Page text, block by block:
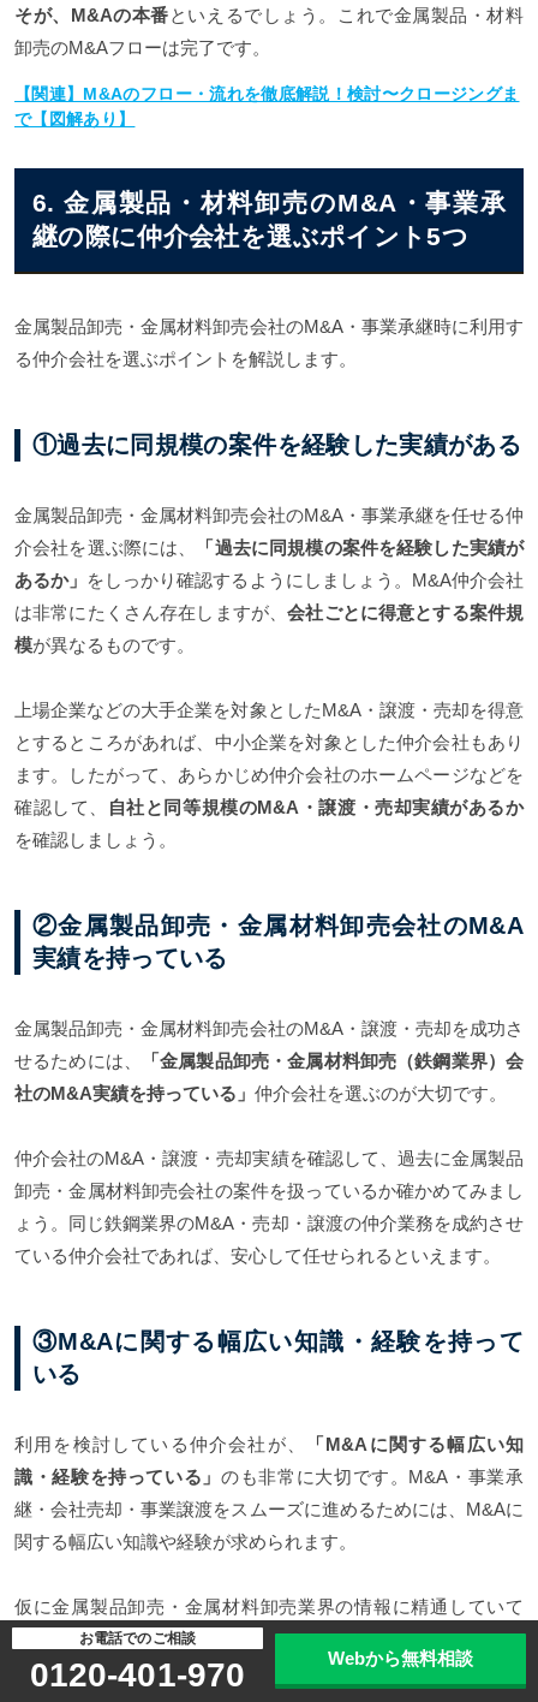
そが、M&Aの本番といえるでしょう。これで金属製品・材料
卸売のM&Aフローは完了です。
【関連】M&Aのフロー・流れを徹底解説！検討〜クロージングま
で【図解あり】
6. 金属製品・材料卸売のM&A・事業承
継の際に仲介会社を選ぶポイント5つ
金属製品卸売・金属材料卸売会社のM&A・事業承継時に利用す
る仲介会社を選ぶポイントを解説します。
①過去に同規模の案件を経験した実績がある
金属製品卸売・金属材料卸売会社のM&A・事業承継を任せる仲
介会社を選ぶ際には、
「過去に同規模の案件を経験した実績が
あるか」 をしっかり確認するようにしましょう。M&A仲介会社
は非常にたくさん存在しますが、会社ごとに得意とする案件規
模が異なるものです。
上場企業などの大手企業を対象としたM&A・譲渡・売却を得意
とするところがあれば、中小企業を対象とした仲介会社もあり
ます。したがって、あらかじめ仲介会社のホームページなどを
確認して、
自社と同等規模のM&A・譲渡・売却実績があるか
を確認しましょう。
②金属製品卸売・金属材料卸売会社のM&A
実績を持っている
金属製品卸売・金属材料卸売会社のM&A・譲渡・売却を成功さ
せるためには、
「金属製品卸売・金属材料卸売（鉄鋼業界）会
社のM&A実績を持っている」 仲介会社を選ぶのが大切です。
仲介会社のM&A・譲渡・売却実績を確認して、過去に金属製品
卸売・金属材料卸売会社の案件を扱っているか確かめてみまし
ょう。同じ鉄鋼業界のM&A・売却・譲渡の仲介業務を成約させ
ている仲介会社であれば、安心して任せられるといえます。
③M&Aに関する幅広い知識・経験を持って
いる
利用を検討している仲介会社が、
「M&Aに関する幅広い知
識・経験を持っている」のも非常に大切です。M&A・事業承
継・会社売却・事業譲渡をスムーズに進めるためには、M&Aに
関する幅広い知識や経験が求められます。
仮に金属製品卸売・金属材料卸売業界の情報に精通していて
も、M&Aに関する知識が足りなければ、不利益な交渉が進めら
れたり、M&A・事業承継・会社売却・事業譲渡が行われた後
お電話でのご相談
0120-401-970 Webから無料相談